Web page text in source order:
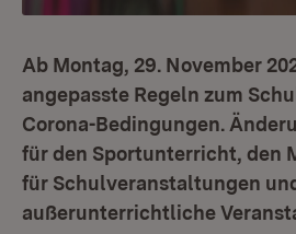
Ab Montag, 29. November
angepasste Regeln zum
Corona-Bedingungen.
für den Sportunterricht, den
für Schulveranstaltungen
außerunterrichtliche